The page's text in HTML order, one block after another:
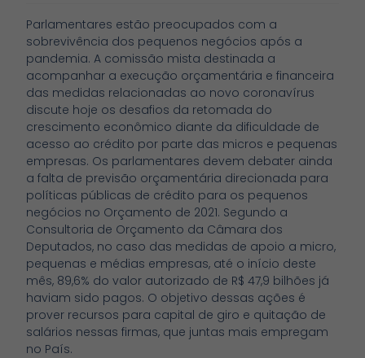
Parlamentares estão preocupados com a
sobrevivência dos pequenos negócios após a
pandemia. A comissão mista destinada a
acompanhar a execução orçamentária e financeira
das medidas relacionadas ao novo coronavírus
discute hoje os desafios da retomada do
crescimento econômico diante da dificuldade de
acesso ao crédito por parte das micros e pequenas
empresas. Os parlamentares devem debater ainda
a falta de previsão orçamentária direcionada para
políticas públicas de crédito para os pequenos
negócios no Orçamento de 2021. Segundo a
Consultoria de Orçamento da Câmara dos
Deputados, no caso das medidas de apoio a micro,
pequenas e médias empresas, até o início deste
mês, 89,6% do valor autorizado de R$ 47,9 bilhões já
haviam sido pagos. O objetivo dessas ações é
prover recursos para capital de giro e quitação de
salários nessas firmas, que juntas mais empregam
no País.